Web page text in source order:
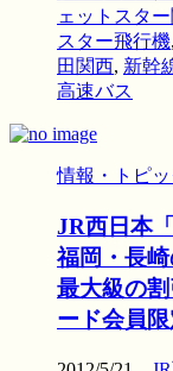
ェットスタ
スター飛行機,
田関西, 新幹
高速バス
情報・トピッ
JR西日本
福岡・長
最大級の
ード会員限